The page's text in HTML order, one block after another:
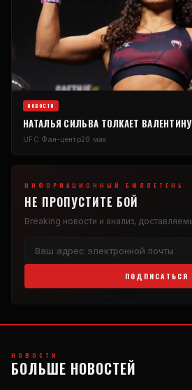
НОВОСТИ
НАТАЛЬЯ СИЛЬВА ТОЛКАЕТ
UFC Фан-центр28 мая
ИНФОРМАЦИОННЫЙ БЮЛЛЕТЕНЬ
НЕ ПРОПУСТИТЕ БОЙ
Breaking новости и анализ,
ПОДПИСАТЬСЯ
НОВОСТИ
БОЛЬШЕ НОВОСТЕЙ